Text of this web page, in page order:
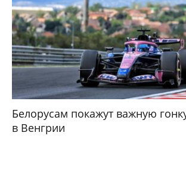
Белорусам покажут важную
в Венгрии